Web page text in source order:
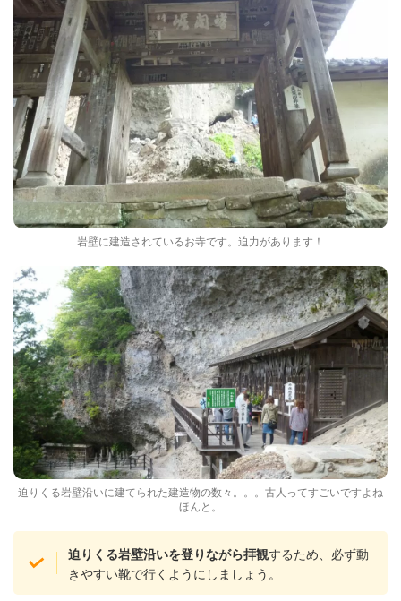
岩壁に建造されているお寺です。迫力があります！
迫りくる岩壁沿いに建てられた建造物の数々。。。古人ってすごいですよね
ほんと。
迫りくる岩壁沿いを登りながら拝観するため、必ず動
きやすい靴で行くようにしましょう。